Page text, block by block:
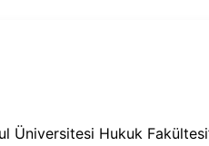
Üniversitesi Hukuk